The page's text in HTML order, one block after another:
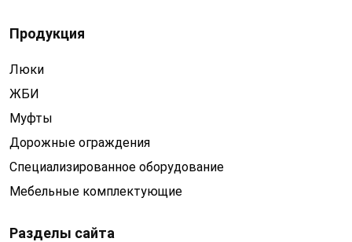
Продукция
Люки
ЖБИ
Муфты
Дорожные ограждения
Специализированное оборудование
Мебельные комплектующие
Разделы сайта